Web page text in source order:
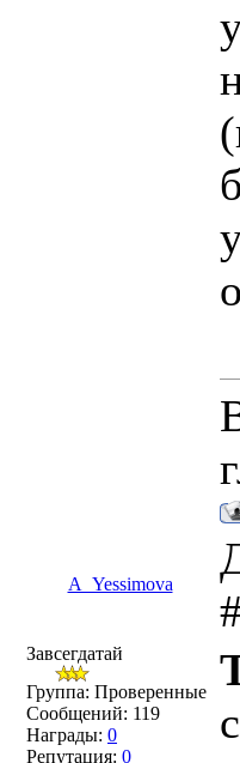
A_Yessimova
Завсегдатай
Группа: Проверенные
Сообщений: 119
Награды: 0
Репутация: 0